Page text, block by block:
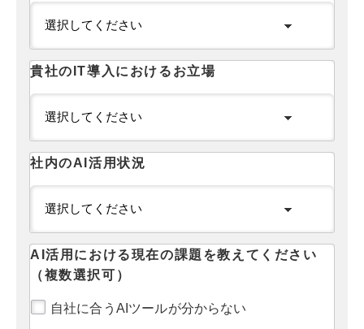
貴社のIT導入におけるお立場
社内のAI活用状況
AI活用における現在の課題を教えてください
（複数選択可）
自社に合うAIツールが分からない